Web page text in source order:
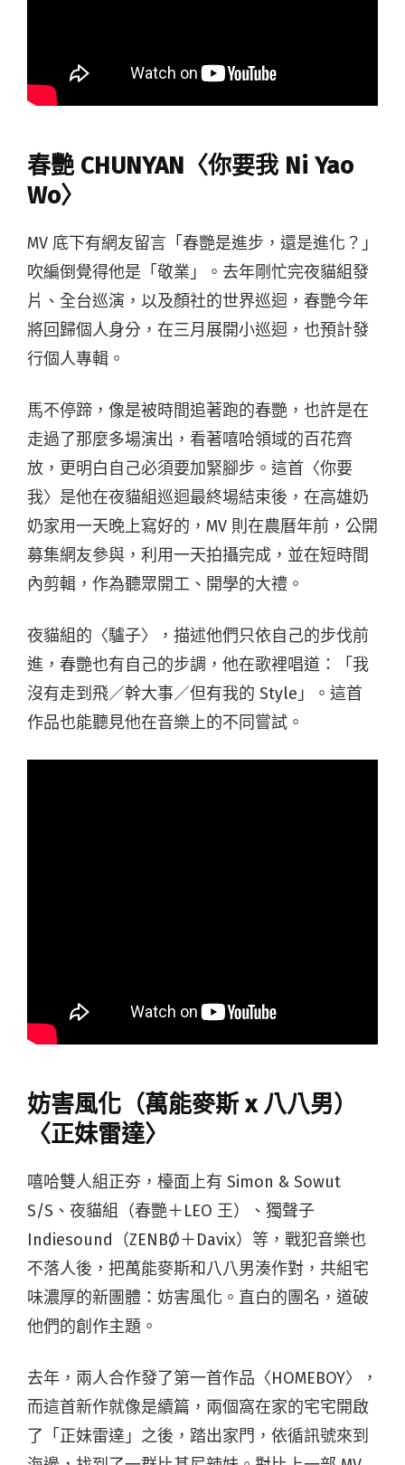
春艷 CHUNYAN〈你要我 Ni Yao
Wo〉
MV 底下有網友留言「春艷是進步，還是進化？」
吹編倒覺得他是「敬業」。去年剛忙完夜貓組發
片、全台巡演，以及顏社的世界巡迴，春艷今年
將回歸個人身分，在三月展開小巡迴，也預計發
行個人專輯。
馬不停蹄，像是被時間追著跑的春艷，也許是在
走過了那麼多場演出，看著嘻哈領域的百花齊
放，更明白自己必須要加緊腳步。這首〈你要
我〉是他在夜貓組巡迴最終場結束後，在高雄奶
奶家用一天晚上寫好的，MV 則在農曆年前，公開
募集網友參與，利用一天拍攝完成，並在短時間
內剪輯，作為聽眾開工、開學的大禮。
夜貓組的〈驢子〉，描述他們只依自己的步伐前
進，春艷也有自己的步調，他在歌裡唱道：「我
沒有走到飛／幹大事／但有我的 Style」。這首
作品也能聽見他在音樂上的不同嘗試。
妨害風化（萬能麥斯 x 八八男）
〈正妹雷達〉
嘻哈雙人組正夯，檯面上有 Simon & Sowut
S/S、夜貓組（春艷＋LEO 王）、獨聲子
Indiesound（ZENBØ＋Davix）等，戰犯音樂也
不落人後，把萬能麥斯和八八男湊作對，共組宅
味濃厚的新團體：妨害風化。直白的團名，道破
他們的創作主題。
去年，兩人合作發了第一首作品〈HOMEBOY〉，
而這首新作就像是續篇，兩個窩在家的宅宅開啟
了「正妹雷達」之後，踏出家門，依循訊號來到